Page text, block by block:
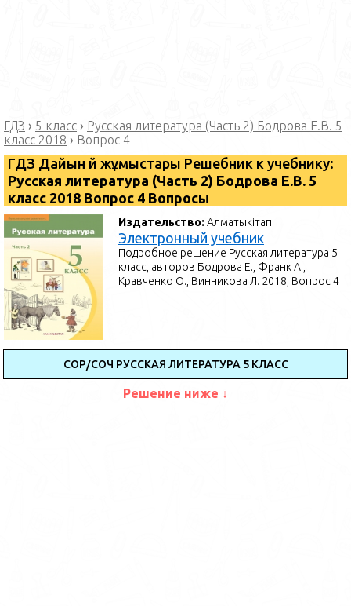
ГДЗ › 5 класс › Русская литература (Часть 2) Бодрова Е.В. 5
класс 2018 › Вопрос 4
ГДЗ Дайын үй жұмыстары Решебник к учебнику:
Русская литература (Часть 2) Бодрова Е.В. 5
класс 2018 Вопрос 4 Вопросы
Издательство:Алматыкітап
Электронный учебник
Подробное решение Русская литература 5
класс, авторов Бодрова Е., Франк А.,
Кравченко О., Винникова Л. 2018, Вопрос 4
СОР/СОЧ РУССКАЯ ЛИТЕРАТУРА 5 КЛАСС
Решение ниже ↓